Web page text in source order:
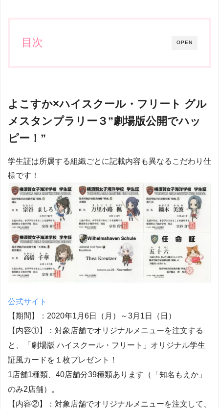
OPEN
目次
よこすか×ハイスクール・フリート グル
メスタンプラリー３”劇場版公開でハッ
ピー！”
学生証は所属する組織ごとに記載内容も異なるこだわり仕
様です！
公式サイト
【期間】： 2020年1月6日（月）～3月1日（日）
【内容①】：対象店舗でオリジナルメニューを注文する
と、「劇場版 ハイスクール・フリート」オリジナル学生
証風カードを１枚プレゼント！
1店舗1種類、40店舗分39種類あります（「知名もえか」
のみ2店舗）。
【内容②】：対象店舗でオリジナルメニューを注文して、